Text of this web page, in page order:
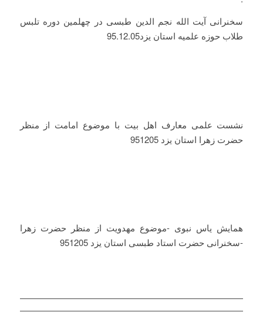
سخنرانی آیت الله نجم الدین طبسی در چهلمین دوره تلبس
طلاب حوزه علمیه استان یزد95.12.05
نشست علمی معارف اهل بیت با موضوع امامت از منظر
حضرت زهرا استان یزد 951205
همایش یاس نبوی -موضوع مهدویت از منظر حضرت زهرا
-سخنرانی حضرت استاد طبسی استان یزد 951205